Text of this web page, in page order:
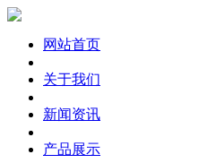
网站首页
关于我们
新闻资讯
产品展示